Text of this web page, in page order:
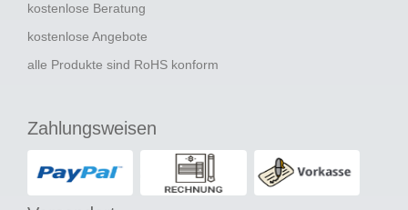
kostenlose Beratung
kostenlose Angebote
alle Produkte sind RoHS konform
Zahlungsweisen